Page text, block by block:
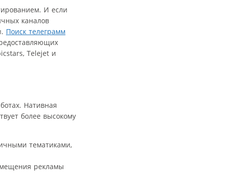
И если
каналов
Поиск телеграмм
Telejet и
Нативная
более высокому
тематиками,
рекламы